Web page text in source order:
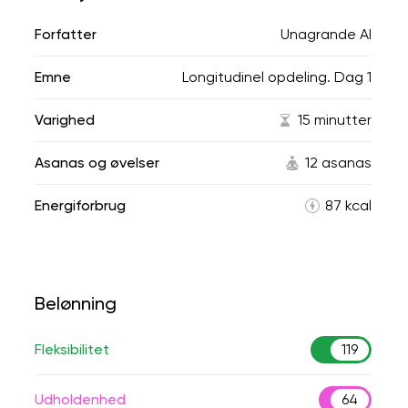
Forfatter Unagrande AI
Emne Longitudinel opdeling. Dag 1
Varighed 15 minutter
Asanas og øvelser 12 asanas
Energiforbrug 87 kcal
Belønning
Fleksibilitet 119
Udholdenhed 64